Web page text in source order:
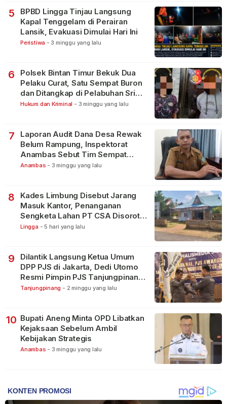
5
BPBD Lingga Tinjau Langsung
Kapal Tenggelam di Perairan
Lansik, Evakuasi Dimulai Hari Ini
Peristiwa - 3 minggu yang lalu
6
Polsek Bintan Timur Bekuk Dua
Pelaku Curat, Satu Sempat Buron
dan Ditangkap di Pelabuhan Sri
Bintan Pura
Hukum dan Kriminal - 3 minggu yang lalu
7
Laporan Audit Dana Desa Rewak
Belum Rampung, Inspektorat
Anambas Sebut Tim Sempat
Terbagi Tangani Kasus Lain
Anambas - 3 minggu yang lalu
8
Kades Limbung Disebut Jarang
Masuk Kantor, Penanganan
Sengketa Lahan PT CSA Disorot
Warga
Lingga - 5 hari yang lalu
9
Dilantik Langsung Ketua Umum
DPP PJS di Jakarta, Dedi Utomo
Resmi Pimpin PJS Tanjungpinang-
Bintan
Tanjungpinang - 2 minggu yang lalu
10 Bupati Aneng Minta OPD Libatkan
Kejaksaan Sebelum Ambil
Kebijakan Strategis
Anambas - 3 minggu yang lalu